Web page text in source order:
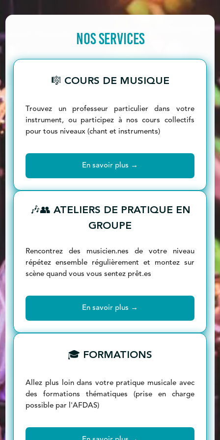
NOS SERVICES
🎼 COURS DE MUSIQUE
Trouvez un professeur particulier dans votre
instrument, ou participez à nos cours collectifs
pour tous niveaux (chant et instruments)
En savoir plus →
🎶👥 ATELIERS DE PRATIQUE EN
GROUPE
Rencontrez des musicien.nes de votre niveau
répétez ensemble régulièrement et montez sur
scène quand vous vous sentez prêt.es
En savoir plus →
🎓 FORMATIONS
Allez plus loin dans votre pratique musicale avec
des formations thématiques (prise en charge
possible par l'AFDAS)